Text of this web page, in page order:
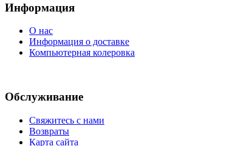
Информация
О нас
Информация о доставке
Компьютерная колеровка
Обслуживание
Свяжитесь с нами
Возвраты
Карта сайта